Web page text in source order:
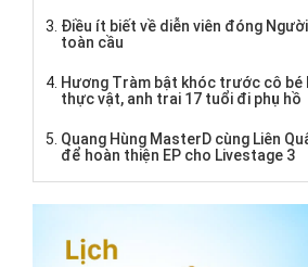
Điều ít biết về diễn viên đóng
toàn cầu
Hương Tràm bật khóc trước cô bé
thực vật, anh trai 17 tuổi đi phụ hồ
Quang Hùng MasterD cùng Liên
để hoàn thiện EP cho Livestage 3